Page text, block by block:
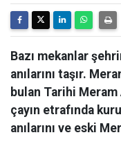
Bazı mekanlar
anılarını taşır.
bulan Tarihi
çayın etrafında
anılarını ve eski